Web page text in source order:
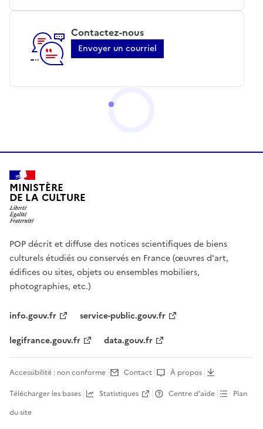
Contactez-nous
Envoyer un courriel
MINISTÈRE
DE LA CULTURE
POP décrit et diffuse des notices scientifiques de biens
culturels étudiés ou conservés en France (œuvres d'art,
édifices ou sites, objets ou ensembles mobiliers,
photographies, etc.)
info.gouv.fr
service-public.gouv.fr
legifrance.gouv.fr
data.gouv.fr
Accessibilité : non conforme Contact
À propos
Télécharger les bases
Statistiques Centre d’aide
Plan
du site